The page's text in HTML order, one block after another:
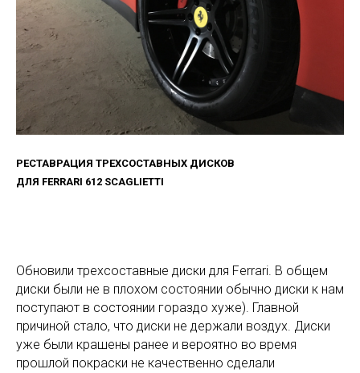
РЕСТАВРАЦИЯ ТРЕХСОСТАВНЫХ ДИСКОВ
ДЛЯ FERRARI 612 SCAGLIETTI
Обновили трехсоставные диски для Ferrari. В общем
диски были не в плохом состоянии обычно диски к нам
поступают в состоянии гораздо хуже). Главной
причиной стало, что диски не держали воздух. Диски
уже были крашены ранее и вероятно во время
прошлой покраски не качественно сделали